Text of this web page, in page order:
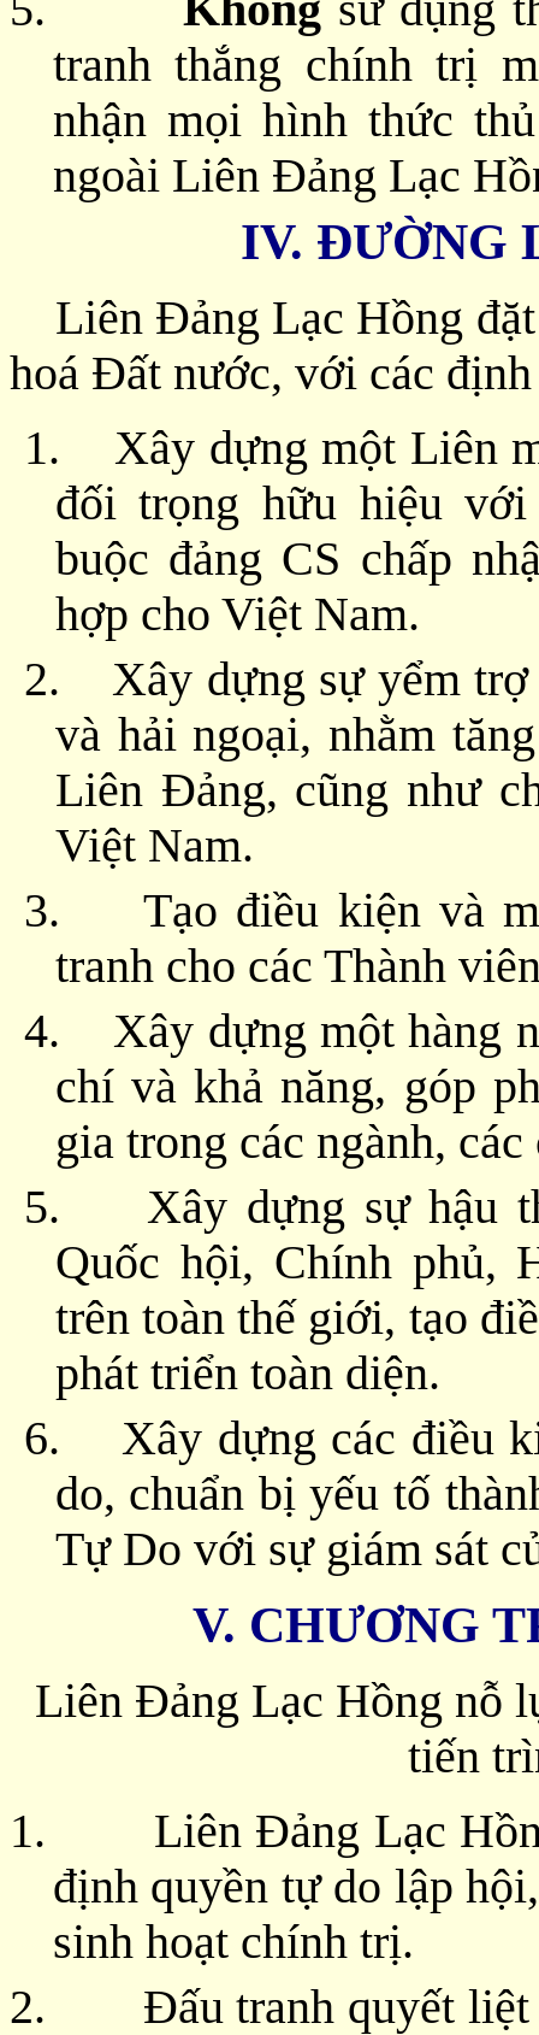
tranh thắng chính trị
nhận mọi hình thức
ngoài Liên Đảng Lạc
IV. ĐƯỜNG
Liên Đảng Lạc Hồng
hoá Đất nước, với các
1.
Xây dựng một Liên
đối trọng hữu hiệu
buộc đảng CS chấp
hợp cho Việt Nam.
2.
Xây dựng sự yểm
và hải ngoại, nhằm
Liên Đảng, cũng như
Việt Nam.
3.
Tạo điều kiện và
tranh cho các Thành
4.
Xây dựng một hàng
chí và khả năng, góp
gia trong các ngành,
5.
Xây dựng sự hậu
Quốc hội, Chính phủ,
trên toàn thế giới, tạo
phát triển toàn diện.
6.
Xây dựng các điều
do, chuẩn bị yếu tố
Tự Do với sự giám sát
V. CHƯƠNG
Liên Đảng Lạc Hồng nỗ
tiến
1.
Liên Đảng Lạc
định quyền tự do lập
sinh hoạt chính trị.
2.
Đấu tranh quyết